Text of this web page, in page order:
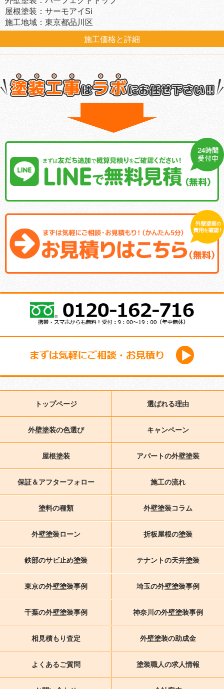
屋根塗装：サーモアイSi
施工地域：東京都品川区
施工価格と詳細
トップページ 選ばれる理由
外壁塗装の色選び キャンペーン
屋根塗装 アパートの外壁塗装
保証＆アフターフォロー 施工の流れ
塗料の種類 外壁塗装コラム
外壁塗装ローン 折板屋根の塗装
鉄部のサビ止め塗装 テナントの天井塗装
東京の外壁塗装事例 埼玉の外壁塗装事例
千葉の外壁塗装事例 神奈川の外壁塗装事例
相見積もり査定 外壁塗装の助成金
よくあるご質問 塗装職人の求人情報